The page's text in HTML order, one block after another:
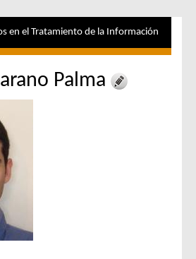
en el Tratamiento de la Información
Palma